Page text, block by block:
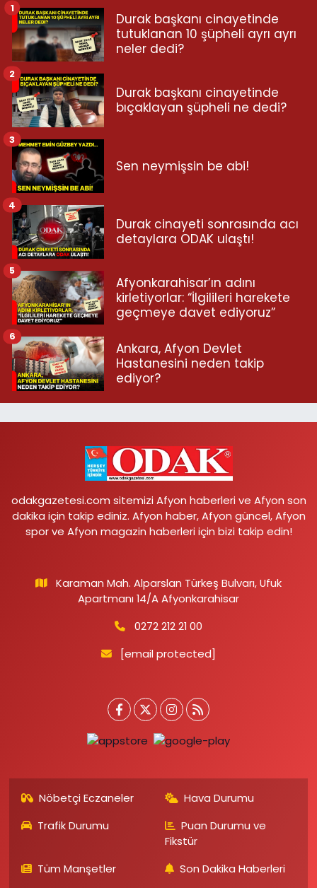
Durak başkanı cinayetinde
tutuklanan 10 şüpheli ayrı ayrı
neler dedi?
1
Durak başkanı cinayetinde
bıçaklayan şüpheli ne dedi?
2
Sen neymişsin be abi!
3
Durak cinayeti sonrasında acı
detaylara ODAK ulaştı!
4
Afyonkarahisar’ın adını
kirletiyorlar: “İlgilileri harekete
geçmeye davet ediyoruz”
5
Ankara, Afyon Devlet
Hastanesini neden takip
ediyor?
6
odakgazetesi.com sitemizi Afyon haberleri ve Afyon son
dakika için takip ediniz. Afyon haber, Afyon güncel, Afyon
spor ve Afyon magazin haberleri için bizi takip edin!
Karaman Mah. Alparslan Türkeş Bulvarı, Ufuk
Apartmanı 14/A Afyonkarahisar
0272 212 21 00
[email protected]
Nöbetçi Eczaneler
Hava Durumu
Trafik Durumu
Puan Durumu ve
Fikstür
Tüm Manşetler
Son Dakika Haberleri